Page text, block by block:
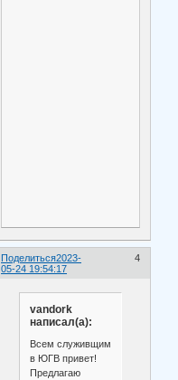
Поделиться 4
2023-
05-24 19:54:17
vandork
написал(а):
Всем служивщим
в ЮГВ привет!
Предлагаю